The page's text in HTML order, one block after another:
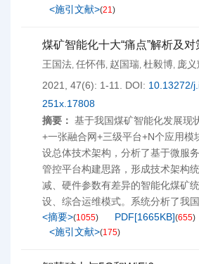
<施引文献>(21)
煤矿智能化十大“痛点”解析及对
王国法, 任怀伟, 赵国瑞, 杜毅博, 庞
2021, 47(6): 1-11.
DOI: 10.13272/
251x.17808
摘要： 基于我国煤矿智能化发展现
+一张融合网+三级平台+N个应用模
设总体技术架构，分析了基于微服
管控平台构建思路，形成技术架构
减、硬件参数有差异的智能化煤矿
设、综合运维模式。系统分析了我国
<摘要>(1055) PDF[1665KB](655)
<施引文献>(175)